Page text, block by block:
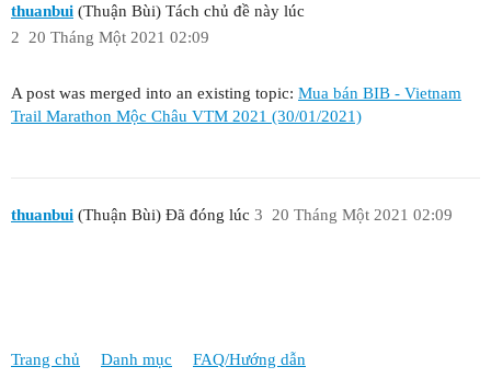
thuanbui (Thuận Bùi) Tách chủ đề này lúc
20 Tháng Một 2021 02:09
2
A post was merged into an existing topic: Mua bán BIB - Vietnam
Trail Marathon Mộc Châu VTM 2021 (30/01/2021)
thuanbui (Thuận Bùi) Đã đóng lúc 20 Tháng Một 2021 02:09
3
Trang chủ Danh mục FAQ/Hướng dẫn